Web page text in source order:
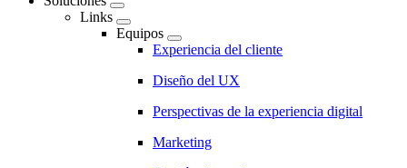
Links
Equipos
Experiencia del cliente
Diseño del UX
Perspectivas de la experiencia digital
Marketing